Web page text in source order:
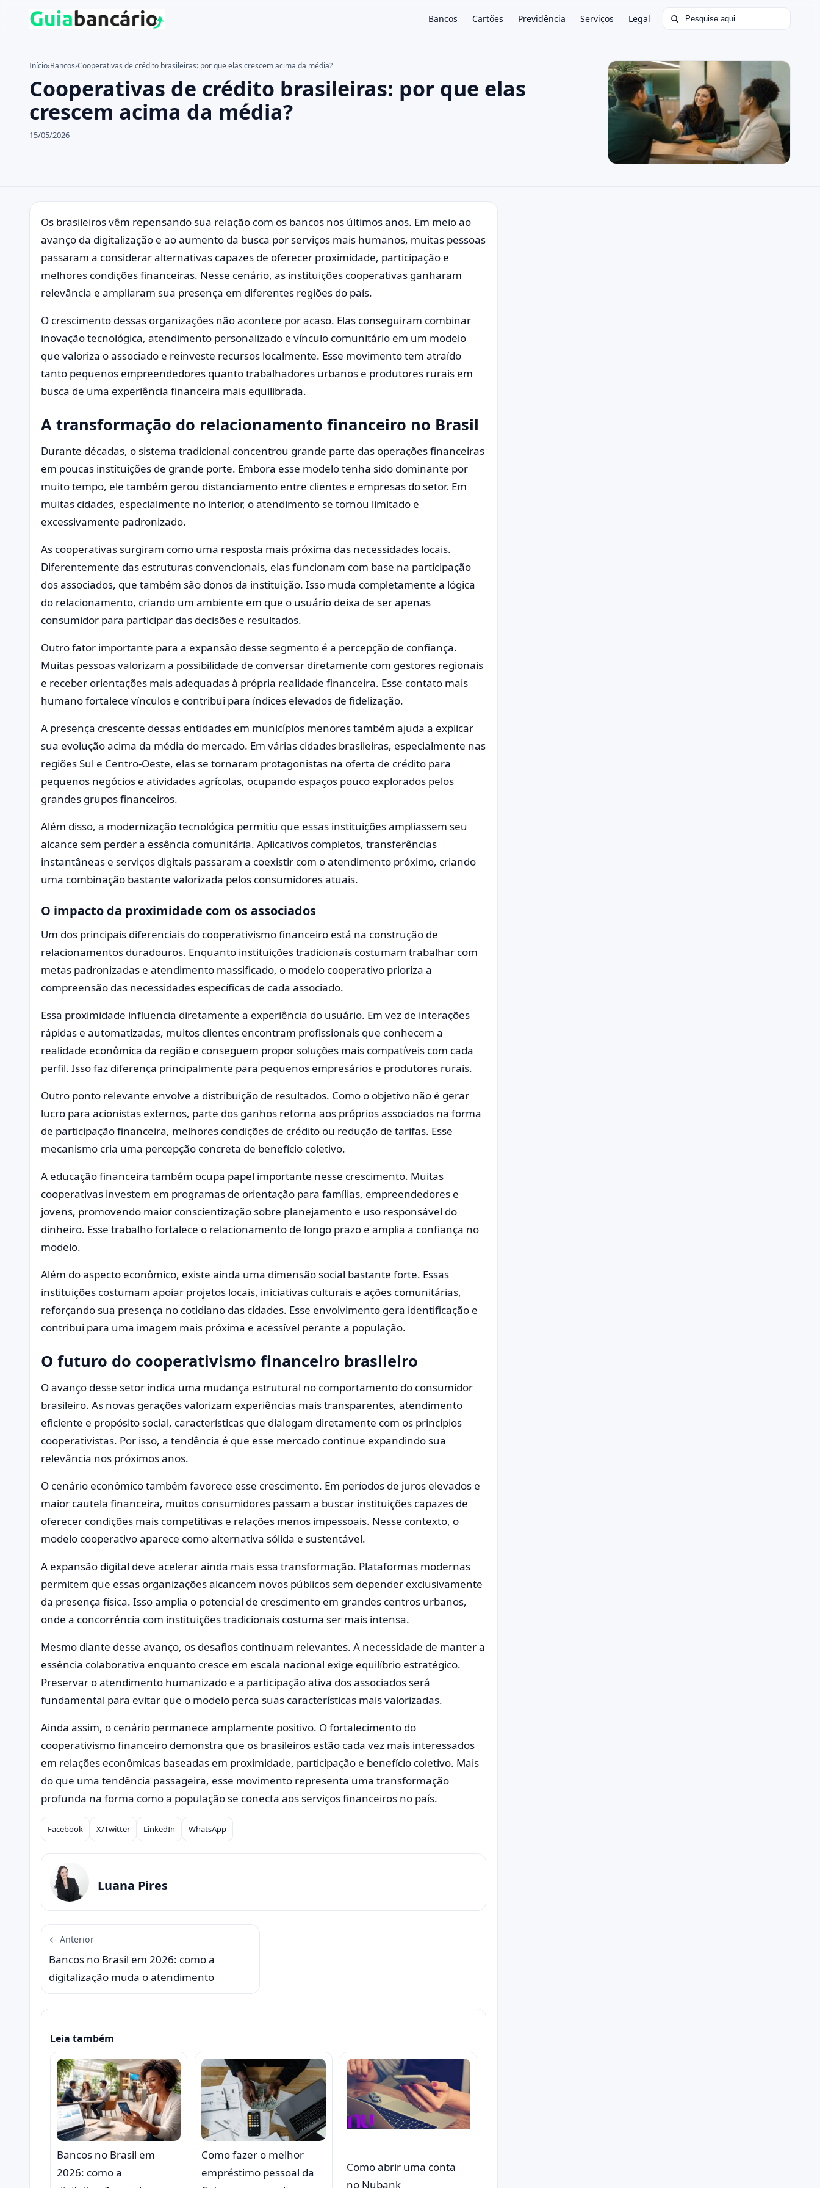
Bancos Cartões Previdência Serviços Legal Buscar por:
Buscar no site ×
Buscar por:
Pressione Enter para buscar ou ESC para fechar.
Início›Bancos›Cooperativas de crédito brasileiras: por que elas crescem acima da média?
Cooperativas de crédito brasileiras: por que elas
crescem acima da média?
15/05/2026
Os brasileiros vêm repensando sua relação com os bancos nos últimos anos. Em meio ao
avanço da digitalização e ao aumento da busca por serviços mais humanos, muitas pessoas
passaram a considerar alternativas capazes de oferecer proximidade, participação e
melhores condições financeiras. Nesse cenário, as instituições cooperativas ganharam
relevância e ampliaram sua presença em diferentes regiões do país.
O crescimento dessas organizações não acontece por acaso. Elas conseguiram combinar
inovação tecnológica, atendimento personalizado e vínculo comunitário em um modelo
que valoriza o associado e reinveste recursos localmente. Esse movimento tem atraído
tanto pequenos empreendedores quanto trabalhadores urbanos e produtores rurais em
busca de uma experiência financeira mais equilibrada.
A transformação do relacionamento financeiro no Brasil
Durante décadas, o sistema tradicional concentrou grande parte das operações financeiras
em poucas instituições de grande porte. Embora esse modelo tenha sido dominante por
muito tempo, ele também gerou distanciamento entre clientes e empresas do setor. Em
muitas cidades, especialmente no interior, o atendimento se tornou limitado e
excessivamente padronizado.
As cooperativas surgiram como uma resposta mais próxima das necessidades locais.
Diferentemente das estruturas convencionais, elas funcionam com base na participação
dos associados, que também são donos da instituição. Isso muda completamente a lógica
do relacionamento, criando um ambiente em que o usuário deixa de ser apenas
consumidor para participar das decisões e resultados.
Outro fator importante para a expansão desse segmento é a percepção de confiança.
Muitas pessoas valorizam a possibilidade de conversar diretamente com gestores regionais
e receber orientações mais adequadas à própria realidade financeira. Esse contato mais
humano fortalece vínculos e contribui para índices elevados de fidelização.
A presença crescente dessas entidades em municípios menores também ajuda a explicar
sua evolução acima da média do mercado. Em várias cidades brasileiras, especialmente nas
regiões Sul e Centro-Oeste, elas se tornaram protagonistas na oferta de crédito para
pequenos negócios e atividades agrícolas, ocupando espaços pouco explorados pelos
grandes grupos financeiros.
Além disso, a modernização tecnológica permitiu que essas instituições ampliassem seu
alcance sem perder a essência comunitária. Aplicativos completos, transferências
instantâneas e serviços digitais passaram a coexistir com o atendimento próximo, criando
uma combinação bastante valorizada pelos consumidores atuais.
O impacto da proximidade com os associados
Um dos principais diferenciais do cooperativismo financeiro está na construção de
relacionamentos duradouros. Enquanto instituições tradicionais costumam trabalhar com
metas padronizadas e atendimento massificado, o modelo cooperativo prioriza a
compreensão das necessidades específicas de cada associado.
Essa proximidade influencia diretamente a experiência do usuário. Em vez de interações
rápidas e automatizadas, muitos clientes encontram profissionais que conhecem a
realidade econômica da região e conseguem propor soluções mais compatíveis com cada
perfil. Isso faz diferença principalmente para pequenos empresários e produtores rurais.
Outro ponto relevante envolve a distribuição de resultados. Como o objetivo não é gerar
lucro para acionistas externos, parte dos ganhos retorna aos próprios associados na forma
de participação financeira, melhores condições de crédito ou redução de tarifas. Esse
mecanismo cria uma percepção concreta de benefício coletivo.
A educação financeira também ocupa papel importante nesse crescimento. Muitas
cooperativas investem em programas de orientação para famílias, empreendedores e
jovens, promovendo maior conscientização sobre planejamento e uso responsável do
dinheiro. Esse trabalho fortalece o relacionamento de longo prazo e amplia a confiança no
modelo.
Além do aspecto econômico, existe ainda uma dimensão social bastante forte. Essas
instituições costumam apoiar projetos locais, iniciativas culturais e ações comunitárias,
reforçando sua presença no cotidiano das cidades. Esse envolvimento gera identificação e
contribui para uma imagem mais próxima e acessível perante a população.
O futuro do cooperativismo financeiro brasileiro
O avanço desse setor indica uma mudança estrutural no comportamento do consumidor
brasileiro. As novas gerações valorizam experiências mais transparentes, atendimento
eficiente e propósito social, características que dialogam diretamente com os princípios
cooperativistas. Por isso, a tendência é que esse mercado continue expandindo sua
relevância nos próximos anos.
O cenário econômico também favorece esse crescimento. Em períodos de juros elevados e
maior cautela financeira, muitos consumidores passam a buscar instituições capazes de
oferecer condições mais competitivas e relações menos impessoais. Nesse contexto, o
modelo cooperativo aparece como alternativa sólida e sustentável.
A expansão digital deve acelerar ainda mais essa transformação. Plataformas modernas
permitem que essas organizações alcancem novos públicos sem depender exclusivamente
da presença física. Isso amplia o potencial de crescimento em grandes centros urbanos,
onde a concorrência com instituições tradicionais costuma ser mais intensa.
Mesmo diante desse avanço, os desafios continuam relevantes. A necessidade de manter a
essência colaborativa enquanto cresce em escala nacional exige equilíbrio estratégico.
Preservar o atendimento humanizado e a participação ativa dos associados será
fundamental para evitar que o modelo perca suas características mais valorizadas.
Ainda assim, o cenário permanece amplamente positivo. O fortalecimento do
cooperativismo financeiro demonstra que os brasileiros estão cada vez mais interessados
em relações econômicas baseadas em proximidade, participação e benefício coletivo. Mais
do que uma tendência passageira, esse movimento representa uma transformação
profunda na forma como a população se conecta aos serviços financeiros no país.
Compartilhar
Facebook X/Twitter LinkedIn WhatsApp
Luana Pires
← Anterior
Bancos no Brasil em 2026: como a
digitalização muda o atendimento
Leia também
Bancos no Brasil em
2026: como a
Como fazer o melhor
empréstimo pessoal da
Como abrir uma conta
no Nubank